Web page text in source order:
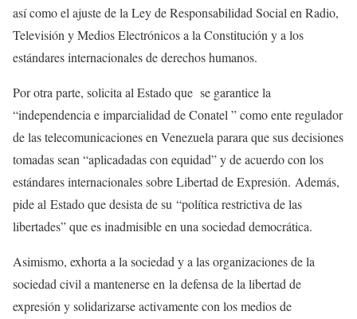
así como el ajuste de la Ley de Responsabilidad Social en Radio,
Televisión y Medios Electrónicos a la Constitución y a los
estándares internacionales de derechos humanos.
Por otra parte, solicita al Estado que se garantice la
“independencia e imparcialidad de Conatel ” como ente regulador
de las telecomunicaciones en Venezuela parara que sus decisiones
tomadas sean “aplicadadas con equidad” y de acuerdo con los
estándares internacionales sobre Libertad de Expresión. Además,
pide al Estado que desista de su “política restrictiva de las
libertades” que es inadmisible en una sociedad democrática.
Asimismo, exhorta a la sociedad y a las organizaciones de la
sociedad civil a mantenerse en la defensa de la libertad de
expresión y solidarizarse activamente con los medios de